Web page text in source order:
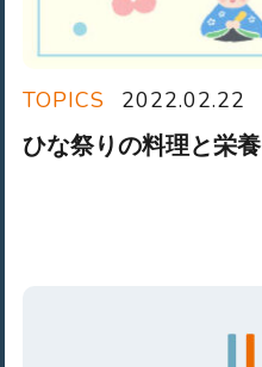
TOPICS 2022.02.22
ひな祭りの料理と栄養